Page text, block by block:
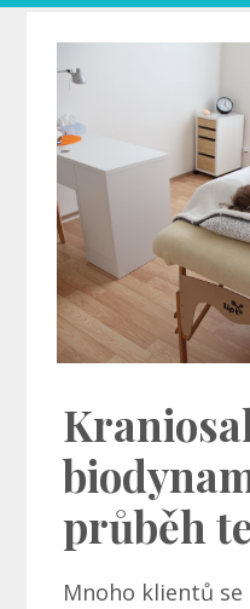
průběh
Mnoho klientů